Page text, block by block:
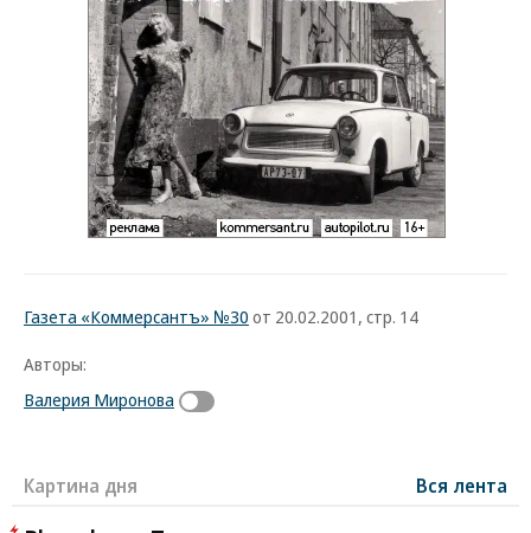
Газета «Коммерсантъ» №30 от 20.02.2001, стр. 14
Авторы:
Валерия Миронова
Картина дня Вся лента